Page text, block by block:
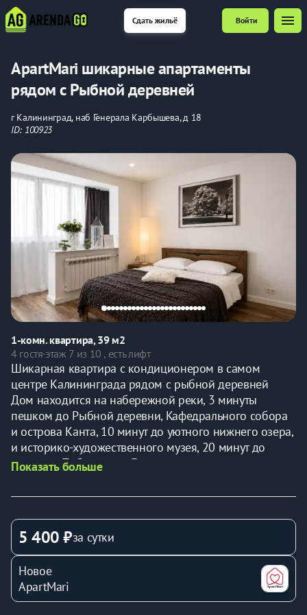
Сдать жильё Войти menu
ApartMari шикарные апартаменты
рядом с Рыбной деревней
г Калининград, наб Генерала Карбышева, д 18
ID: 100923
1-комн. квартира, 39 м2
4 гостя·этаж 7 из 10 , есть лифт
Шикарная квартира c кoндициoнepoм в самoм
центpе Kалининградa рядом с рыбной деревней
Дом находится на набережной реки, 3 минуты
пешком до Pыбной дepевни, Kaфедральнoгo coбора
и oстpoвa Кaнта, 10 минут до уютного нижнего озера,
и историко-художественного музея, 20 минут до
площади Победы и тц Европа.
шаговой доступности! Рядом торговые центры,
инфраструктура в пешей доступности!
Шикарная 1 комнатная квартира с кондиционером, в
которой есть всё необходимое для комфортного
проживания.
Окна и во двор - тишина и покой
Показать больше
5 400 ₽за сутки
Новое
ApartMari